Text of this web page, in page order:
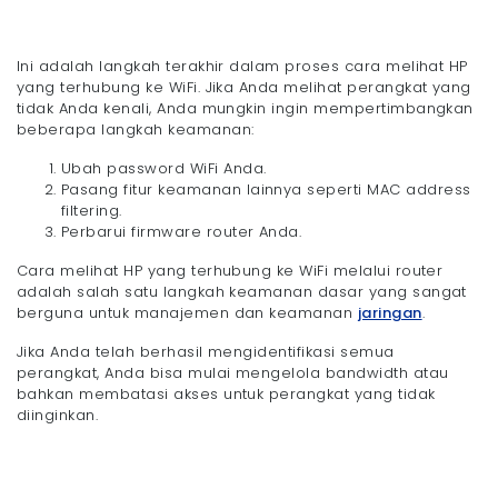
Ini adalah langkah terakhir dalam proses cara melihat HP
yang terhubung ke WiFi. Jika Anda melihat perangkat yang
tidak Anda kenali, Anda mungkin ingin mempertimbangkan
beberapa langkah keamanan:
Ubah password WiFi Anda.
Pasang fitur keamanan lainnya seperti MAC address
filtering.
Perbarui firmware router Anda.
Cara melihat HP yang terhubung ke WiFi melalui router
adalah salah satu langkah keamanan dasar yang sangat
berguna untuk manajemen dan keamanan jaringan.
Jika Anda telah berhasil mengidentifikasi semua
perangkat, Anda bisa mulai mengelola bandwidth atau
bahkan membatasi akses untuk perangkat yang tidak
diinginkan.